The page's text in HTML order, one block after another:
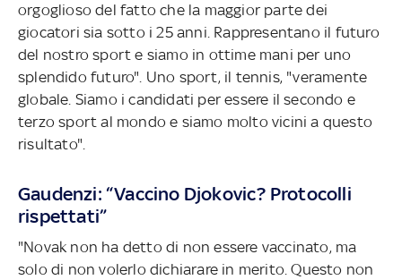
orgoglioso del fatto che la maggior parte dei
giocatori sia sotto i 25 anni. Rappresentano il futuro
del nostro sport e siamo in ottime mani per uno
splendido futuro". Uno sport, il tennis, "veramente
globale. Siamo i candidati per essere il secondo e
terzo sport al mondo e siamo molto vicini a questo
risultato".
Gaudenzi: “Vaccino Djokovic? Protocolli
rispettati”
"Novak non ha detto di non essere vaccinato, ma
solo di non volerlo dichiarare in merito. Questo non